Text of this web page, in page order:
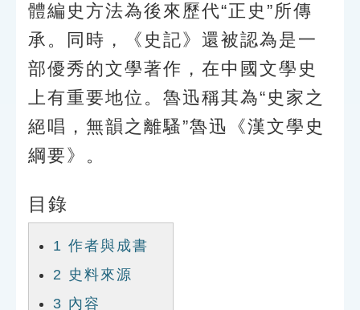
體編史方法為後來歷代“正史”所傳
承。同時，《史記》還被認為是一
部優秀的文學著作，在中國文學史
上有重要地位。魯迅稱其為“史家之
絕唱，無韻之離騷”魯迅《漢文學史
綱要》。
目錄
1 作者與成書
2 史料來源
3 內容